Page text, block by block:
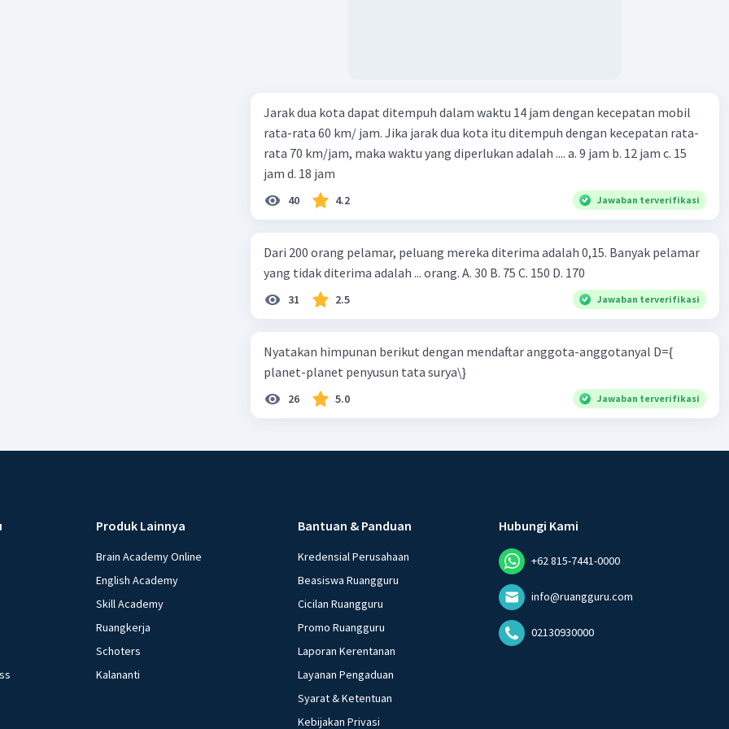
Jarak dua kota dapat ditempuh dalam waktu 14 jam dengan kecepatan mobil
rata-rata 60 km/ jam. Jika jarak dua kota itu ditempuh dengan kecepatan rata-
rata 70 km/jam, maka waktu yang diperlukan adalah .... a. 9 jam b. 12 jam c. 15
jam d. 18 jam
40 4.2 Jawaban terverifikasi
Dari 200 orang pelamar, peluang mereka diterima adalah 0,15. Banyak pelamar
yang tidak diterima adalah ... orang. A. 30 B. 75 C. 150 D. 170
31 2.5 Jawaban terverifikasi
Nyatakan himpunan berikut dengan mendaftar anggota-anggotanyal D={
planet-planet penyusun tata surya\}
26 5.0 Jawaban terverifikasi
Produk Lainnya
Brain Academy Online
English Academy
Skill Academy
Ruangkerja
Schoters
Kalananti
Bantuan & Panduan
Kredensial Perusahaan
Beasiswa Ruangguru
Cicilan Ruangguru
Promo Ruangguru
Laporan Kerentanan
Layanan Pengaduan
Syarat & Ketentuan
Kebijakan Privasi
Hubungi Kami
+62 815-7441-0000
info@ruangguru.com
02130930000